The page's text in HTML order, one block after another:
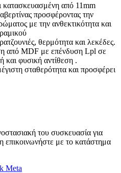
κατασκευασμένη από 11mm
προσφέροντας την
με την ανθεκτικότητα και
θερμότητα και λεκέδες.
από MDF με επένδυση Lpl σε
και φυσική αντίθεση .
σταθερότητα και προσφέρει
του συσκευασία για
με το κατάστημα
Meta